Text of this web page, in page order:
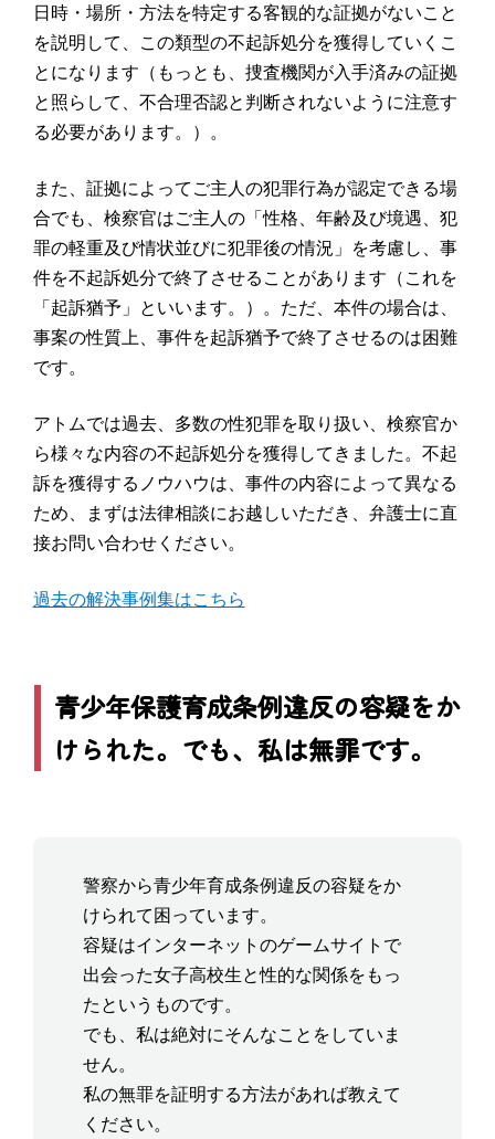
日時・場所・方法を特定する客観的な証拠がないこと
を説明して、この類型の不起訴処分を獲得していくこ
とになります（もっとも、捜査機関が入手済みの証拠
と照らして、不合理否認と判断されないように注意す
る必要があります。）。
また、証拠によってご主人の犯罪行為が認定できる場
合でも、検察官はご主人の「性格、年齢及び境遇、犯
罪の軽重及び情状並びに犯罪後の情況」を考慮し、事
件を不起訴処分で終了させることがあります（これを
「起訴猶予」といいます。）。ただ、本件の場合は、
事案の性質上、事件を起訴猶予で終了させるのは困難
です。
アトムでは過去、多数の性犯罪を取り扱い、検察官か
ら様々な内容の不起訴処分を獲得してきました。不起
訴を獲得するノウハウは、事件の内容によって異なる
ため、まずは法律相談にお越しいただき、弁護士に直
接お問い合わせください。
過去の解決事例集はこちら
青少年保護育成条例違反の容疑をか
けられた。でも、私は無罪です。
警察から青少年育成条例違反の容疑をか
けられて困っています。
容疑はインターネットのゲームサイトで
出会った女子高校生と性的な関係をもっ
たというものです。
でも、私は絶対にそんなことをしていま
せん。
私の無罪を証明する方法があれば教えて
ください。